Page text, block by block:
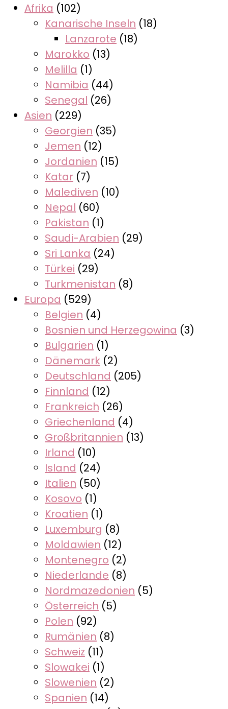
Afrika (102)
Kanarische Inseln (18)
Lanzarote (18)
Marokko (13)
Melilla (1)
Namibia (44)
Senegal (26)
Asien (229)
Georgien (35)
Jemen (12)
Jordanien (15)
Katar (7)
Malediven (10)
Nepal (60)
Pakistan (1)
Saudi-Arabien (29)
Sri Lanka (24)
Türkei (29)
Turkmenistan (8)
Europa (529)
Belgien (4)
Bosnien und Herzegowina (3)
Bulgarien (1)
Dänemark (2)
Deutschland (205)
Finnland (12)
Frankreich (26)
Griechenland (4)
Großbritannien (13)
Irland (10)
Island (24)
Italien (50)
Kosovo (1)
Kroatien (1)
Luxemburg (8)
Moldawien (12)
Montenegro (2)
Niederlande (8)
Nordmazedonien (5)
Österreich (5)
Polen (92)
Rumänien (8)
Schweiz (11)
Slowakei (1)
Slowenien (2)
Spanien (14)